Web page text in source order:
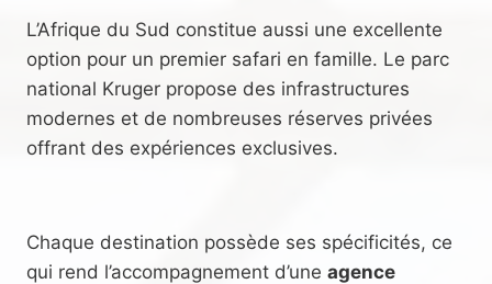
L’Afrique du Sud constitue aussi une excellente
option pour un premier safari en famille. Le parc
national Kruger propose des infrastructures
modernes et de nombreuses réserves privées
offrant des expériences exclusives.
Chaque destination possède ses spécificités, ce
qui rend l’accompagnement d’une agence